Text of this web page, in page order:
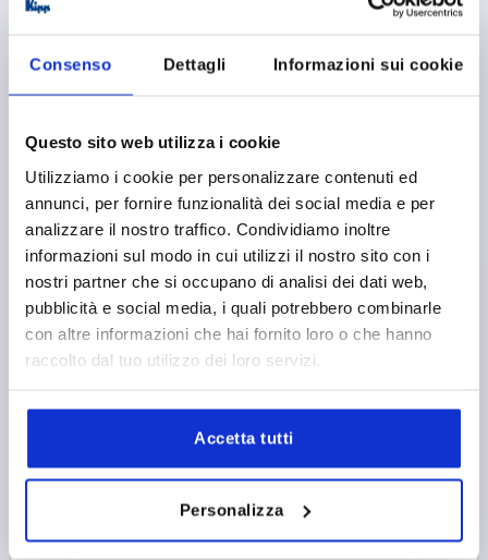
Consenso Dettagli Informazioni sui cookie
Questo sito web utilizza i cookie
Utilizziamo i cookie per personalizzare contenuti ed
annunci, per fornire funzionalità dei social media e per
analizzare il nostro traffico. Condividiamo inoltre
informazioni sul modo in cui utilizzi il nostro sito con i
nostri partner che si occupano di analisi dei dati web,
pubblicità e social media, i quali potrebbero combinarle
con altre informazioni che hai fornito loro o che hanno
raccolto dal tuo utilizzo dei loro servizi.
Accetta tutti
Personalizza
36X32X36, FORM:B, TYPE I, BN=8
FOR SLOT=8 D=9 LENGTH=36 TYPE=I
FORM=B
VERSION 1=WITH CLAMPING LEVER
A=20 A1=9
A2=4
A3=7,5
WIDTH=32 THREAD=M8 HEIGHT=36
L1=18
L2=65
T=6
Order number:K1049.0808
plus sales tax
PRODUCT DETAILS